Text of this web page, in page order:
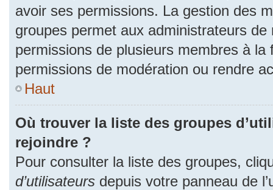
avoir ses permissions. La gestion des
groupes permet aux administrateurs
permissions de plusieurs membres à la
permissions de modération ou rendre
Haut
Où trouver la liste des groupes
rejoindre ?
Pour consulter la liste des groupes,
d’utilisateurs depuis votre panneau de